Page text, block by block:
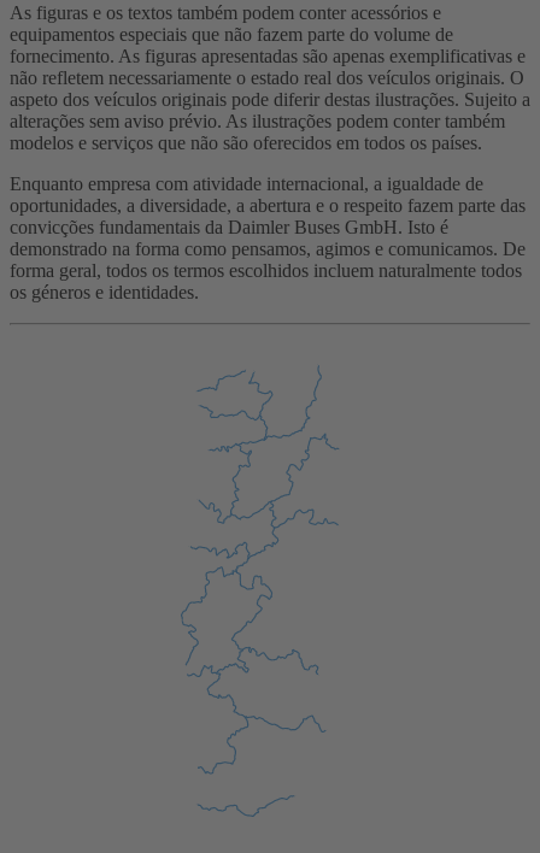
As figuras e os textos também podem conter acessórios e
equipamentos especiais que não fazem parte do volume de
fornecimento. As figuras apresentadas são apenas exemplificativas e
não refletem necessariamente o estado real dos veículos originais. O
aspeto dos veículos originais pode diferir destas ilustrações. Sujeito a
alterações sem aviso prévio. As ilustrações podem conter também
modelos e serviços que não são oferecidos em todos os países.
Enquanto empresa com atividade internacional, a igualdade de
oportunidades, a diversidade, a abertura e o respeito fazem parte das
convicções fundamentais da Daimler Buses GmbH. Isto é
demonstrado na forma como pensamos, agimos e comunicamos. De
forma geral, todos os termos escolhidos incluem naturalmente todos
os géneros e identidades.